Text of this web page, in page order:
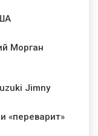
Морган
Jimny
«переварит»